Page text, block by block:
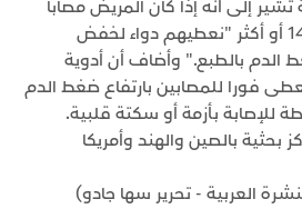
إلى أنه إذا كان المريض مصابا
بارتفاع ضغط الدم أي 140 أو أكثر "نعطيهم دواء لخفض
الدم بالطبع." وأضاف أن أدوية
فورا للمصابين بارتفاع ضغط الدم
للإصابة بأزمة أو سكتة قلبية.
بحثية بالصين والهند وأمريكا
العربية - تحرير سها جادو)